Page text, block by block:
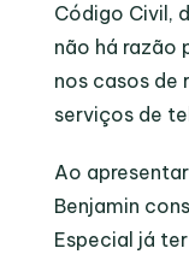
Código Civil,
não há razão
nos casos de
serviços de
Ao
Benjamin
Especial já